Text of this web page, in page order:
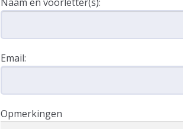
Naam en voorletter(s):
Email:
Opmerkingen